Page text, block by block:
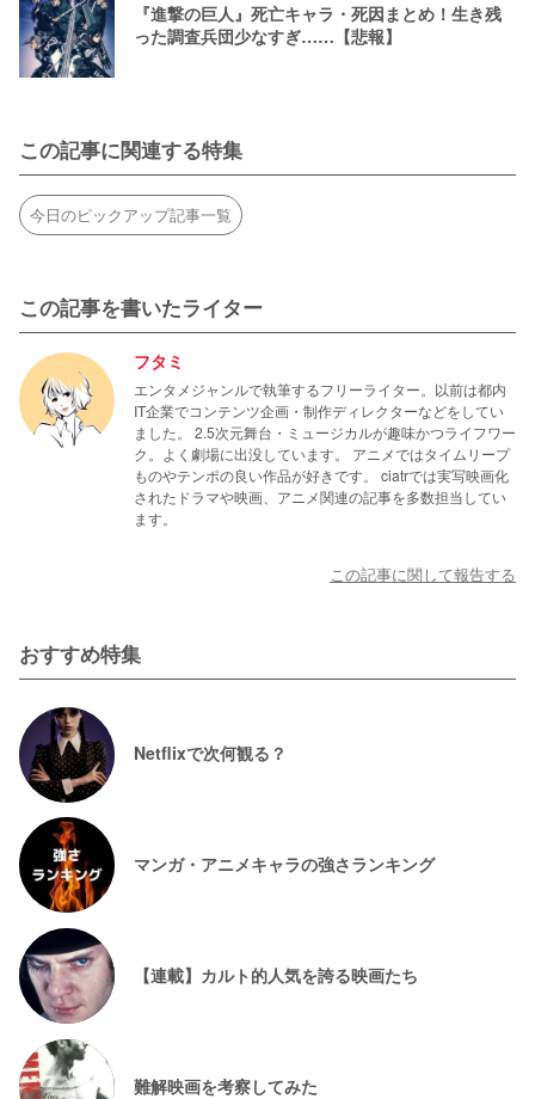
『進撃の巨人』死亡キャラ・死因まとめ！生き残
った調査兵団少なすぎ……【悲報】
この記事に関連する特集
今日のピックアップ記事一覧
この記事を書いたライター
フタミ
エンタメジャンルで執筆するフリーライター。以前は都内
IT企業でコンテンツ企画・制作ディレクターなどをしてい
ました。 2.5次元舞台・ミュージカルが趣味かつライフワー
ク。よく劇場に出没しています。 アニメではタイムリープ
ものやテンポの良い作品が好きです。 ciatrでは実写映画化
されたドラマや映画、アニメ関連の記事を多数担当してい
ます。
この記事に関して報告する
おすすめ特集
Netflixで次何観る？
マンガ・アニメキャラの強さランキング
【連載】カルト的人気を誇る映画たち
難解映画を考察してみた